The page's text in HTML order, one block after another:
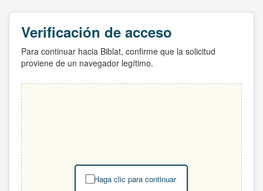
Verificación de acceso
Para continuar hacia Biblat, confirme que la solicitud
proviene de un navegador legítimo.
Haga clic para continuar